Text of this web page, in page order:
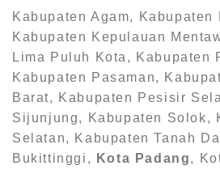
Kabupaten Agam, Kabupaten
Kabupaten Kepulauan
Lima Puluh Kota, Kabupaten
Kabupaten Pasaman,
Barat, Kabupaten Pesisir
Sijunjung, Kabupaten Solok,
Selatan, Kabupaten Tanah
Bukittinggi,
Kota Padang,